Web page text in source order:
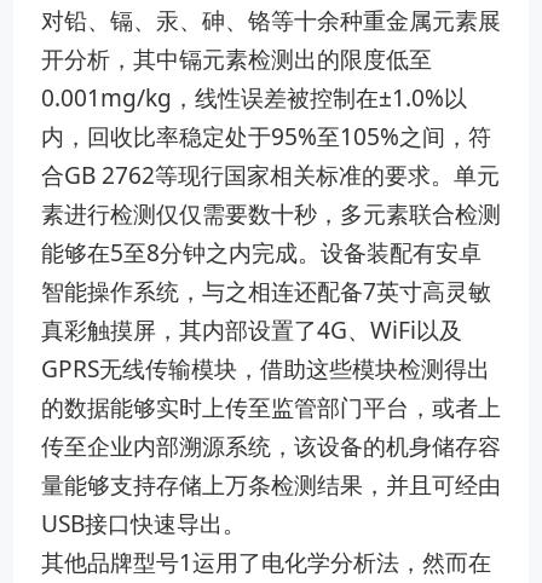
对铅、镉、汞、砷、铬等十余种重金属元素展
开分析，其中镉元素检测出的限度低至
0.001mg/kg，线性误差被控制在±1.0%以
内，回收比率稳定处于95%至105%之间，符
合GB 2762等现行国家相关标准的要求。单元
素进行检测仅仅需要数十秒，多元素联合检测
能够在5至8分钟之内完成。设备装配有安卓
智能操作系统，与之相连还配备7英寸高灵敏
真彩触摸屏，其内部设置了4G、WiFi以及
GPRS无线传输模块，借助这些模块检测得出
的数据能够实时上传至监管部门平台，或者上
传至企业内部溯源系统，该设备的机身储存容
量能够支持存储上万条检测结果，并且可经由
USB接口快速导出。
其他品牌型号1运用了电化学分析法，然而在